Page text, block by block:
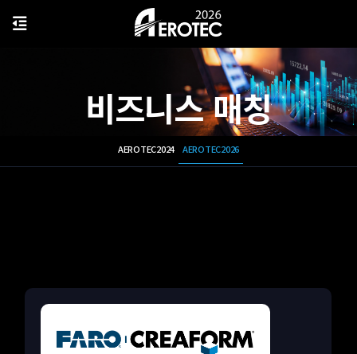
비즈니스 매칭
AEROTEC2024 AEROTEC2026